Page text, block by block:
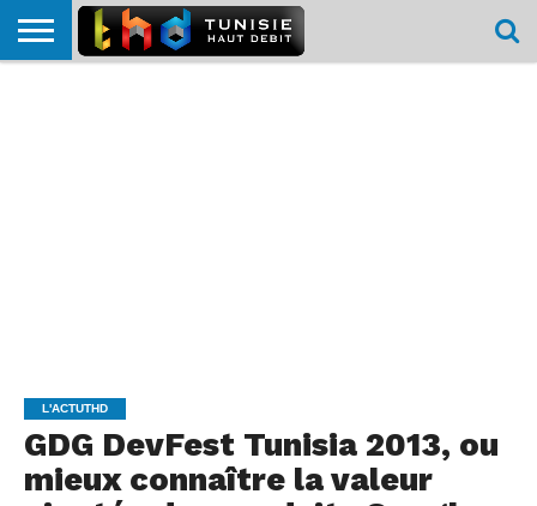
L'ACTUTHD
GDG DevFest Tunisia 2013, ou
mieux connaître la valeur